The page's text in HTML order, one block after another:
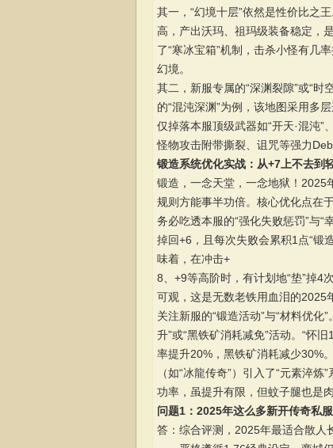
其一，“幻境十层”依然是性价比之
高，产出沃玛、祖玛级装备稳定，
了“寒冰宝箱”机制，击杀小怪有几
幻境。
其二，新服专属的“深渊裂隙”或“时
的“混沌深渊”为例，该地图采用多
仅掉落本服顶级武器如“开天·混沌”
怪物攻击附带撕裂、诅咒等强力
锻造系统优化实战：从+7上不去到
锻造，一念天堂，一念地狱！2025
规则方能事半功倍。核心优化点在于
务必吃透本服的“强化失败惩罚”与“
掉回+6，且每次失败会累积1点“锻
味着，在冲击+
8、+9等高阶时，有计划地“垫”掉4
可观，这是无数老铁用血泪的2025
关注新服的“锻造活动”与“材料优
升”或“黑铁矿消耗减免”活动。“怀
率提升20%，黑铁矿消耗减少30%
（如“冰龍传奇”）引入了“元素淬
功率，虽提升有限，但蚊子腿也是肉
问题1：2025年这么多新开传奇私
答：综合评测，2025年最适合散人